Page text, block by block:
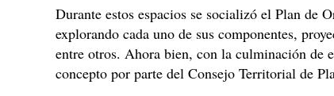
Durante estos espacios se socializó el Plan de
explorando cada uno de sus componentes,
entre otros. Ahora bien, con la culminación de
concepto por parte del Consejo Territorial de